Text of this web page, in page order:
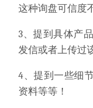
这种询盘可信度
3、提到具体产
发信或者上传过
4、提到一些细
资料等等！